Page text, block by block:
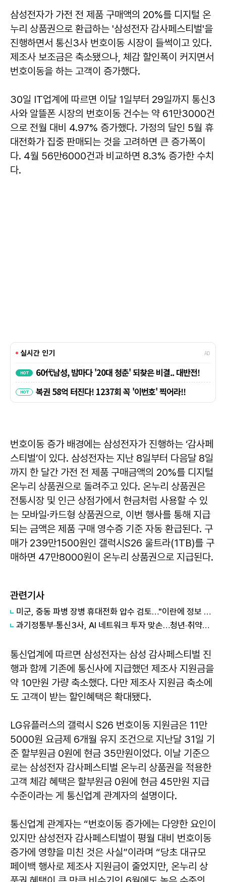
삼성전자가 가전 전 제품 구매액의 20%를 디지털 온
누리 상품권으로 환급하는 '삼성전자 감사페스티벌'을
진행하면서 통신3사 번호이동 시장이 들썩이고 있다.
제조사 보조금은 축소됐으나, 체감 할인폭이 커지면서
번호이동을 하는 고객이 증가했다.
30일 IT업계에 따르면 이달 1일부터 29일까지 통신3
사와 알뜰폰 시장의 번호이동 건수는 약 61만3000건
으로 전월 대비 4.97% 증가했다. 가정의 달인 5월 휴
대전화가 집중 판매되는 것을 고려하면 큰 증가폭이
다. 4월 56만6000건과 비교하면 8.3% 증가한 수치
다.
번호이동 증가 배경에는 삼성전자가 진행하는 ‘감사페
스티벌’이 있다. 삼성전자는 지난 8일부터 다음달 8일
까지 한 달간 가전 전 제품 구매금액의 20%를 디지털
온누리 상품권으로 돌려주고 있다. 온누리 상품권은
전통시장 및 인근 상점가에서 현금처럼 사용할 수 있
는 모바일·카드형 상품권으로, 이번 행사를 통해 지급
되는 금액은 제품 구매 영수증 기준 자동 환급된다. 구
매가 239만1500원인 갤럭시S26 울트라(1TB)를 구
매하면 47만8000원이 온누리 상품권으로 지급된다.
관련기사
미군, 중동 파병 장병 휴대전화 압수 검토…"이란에 정보 제공"
과기정통부·통신3사, AI 네트워크 투자 맞손…청년·취약계층 혜택도 확대
통신업계에 따르면 삼성전자는 삼성 감사페스티벌 진
행과 함께 기존에 통신사에 지급했던 제조사 지원금을
약 10만원 가량 축소했다. 다만 제조사 지원금 축소에
도 고객이 받는 할인혜택은 확대됐다.
LG유플러스의 갤럭시 S26 번호이동 지원금은 11만
5000원 요금제 6개월 유지 조건으로 지난달 31일 기
준 할부원금 0원에 현금 35만원이었다. 이날 기준으
로는 삼성전자 감사페스티벌 온누리 상품권을 적용한
고객 체감 혜택은 할부원금 0원에 현금 45만원 지급
수준이라는 게 통신업계 관계자의 설명이다.
통신업계 관계자는 “번호이동 증가에는 다양한 요인이
있지만 삼성전자 감사페스티벌이 평월 대비 번호이동
증가에 영향을 미친 것은 사실”이라며 “당초 대규모
페이백 행사로 제조사 지원금이 줄었지만, 온누리 상